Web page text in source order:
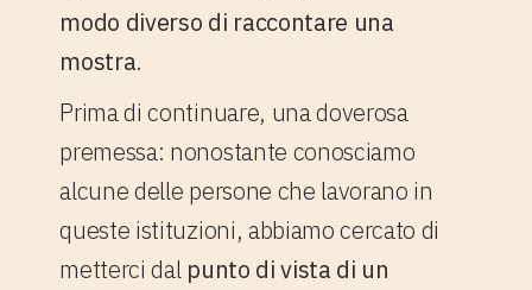
modo diverso di raccontare una
mostra.
Prima di continuare, una doverosa
premessa: nonostante conosciamo
alcune delle persone che lavorano in
queste istituzioni, abbiamo cercato di
metterci dal punto di vista di un